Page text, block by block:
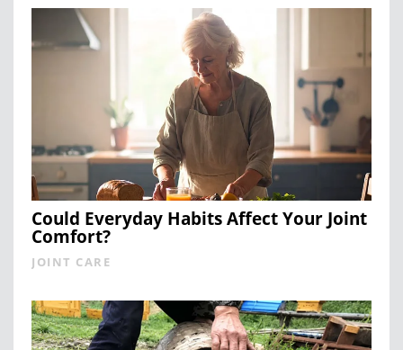
Could Everyday Habits Affect Your Joint
Comfort?
JOINT CARE